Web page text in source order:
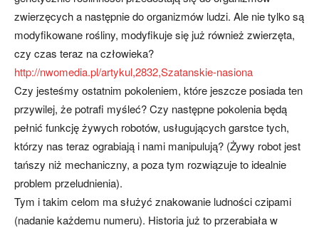
zwierzęcych a następnie do organizmów ludzi. Ale nie tylko są
modyfikowane rośliny, modyfikuje się już również zwierzęta,
czy czas teraz na człowieka?
http://nwomedia.pl/artykul,2832,Szatanskie-nasiona
Czy jesteśmy ostatnim pokoleniem, które jeszcze posiada ten
przywilej, że potrafi myśleć? Czy następne pokolenia będą
pełnić funkcję żywych robotów, usługujących garstce tych,
którzy nas teraz ograbiają i nami manipulują? (Żywy robot jest
tańszy niż mechaniczny, a poza tym rozwiązuje to idealnie
problem przeludnienia).
Tym i takim celom ma służyć znakowanie ludności czipami
(nadanie każdemu numeru). Historia już to przerabiała w